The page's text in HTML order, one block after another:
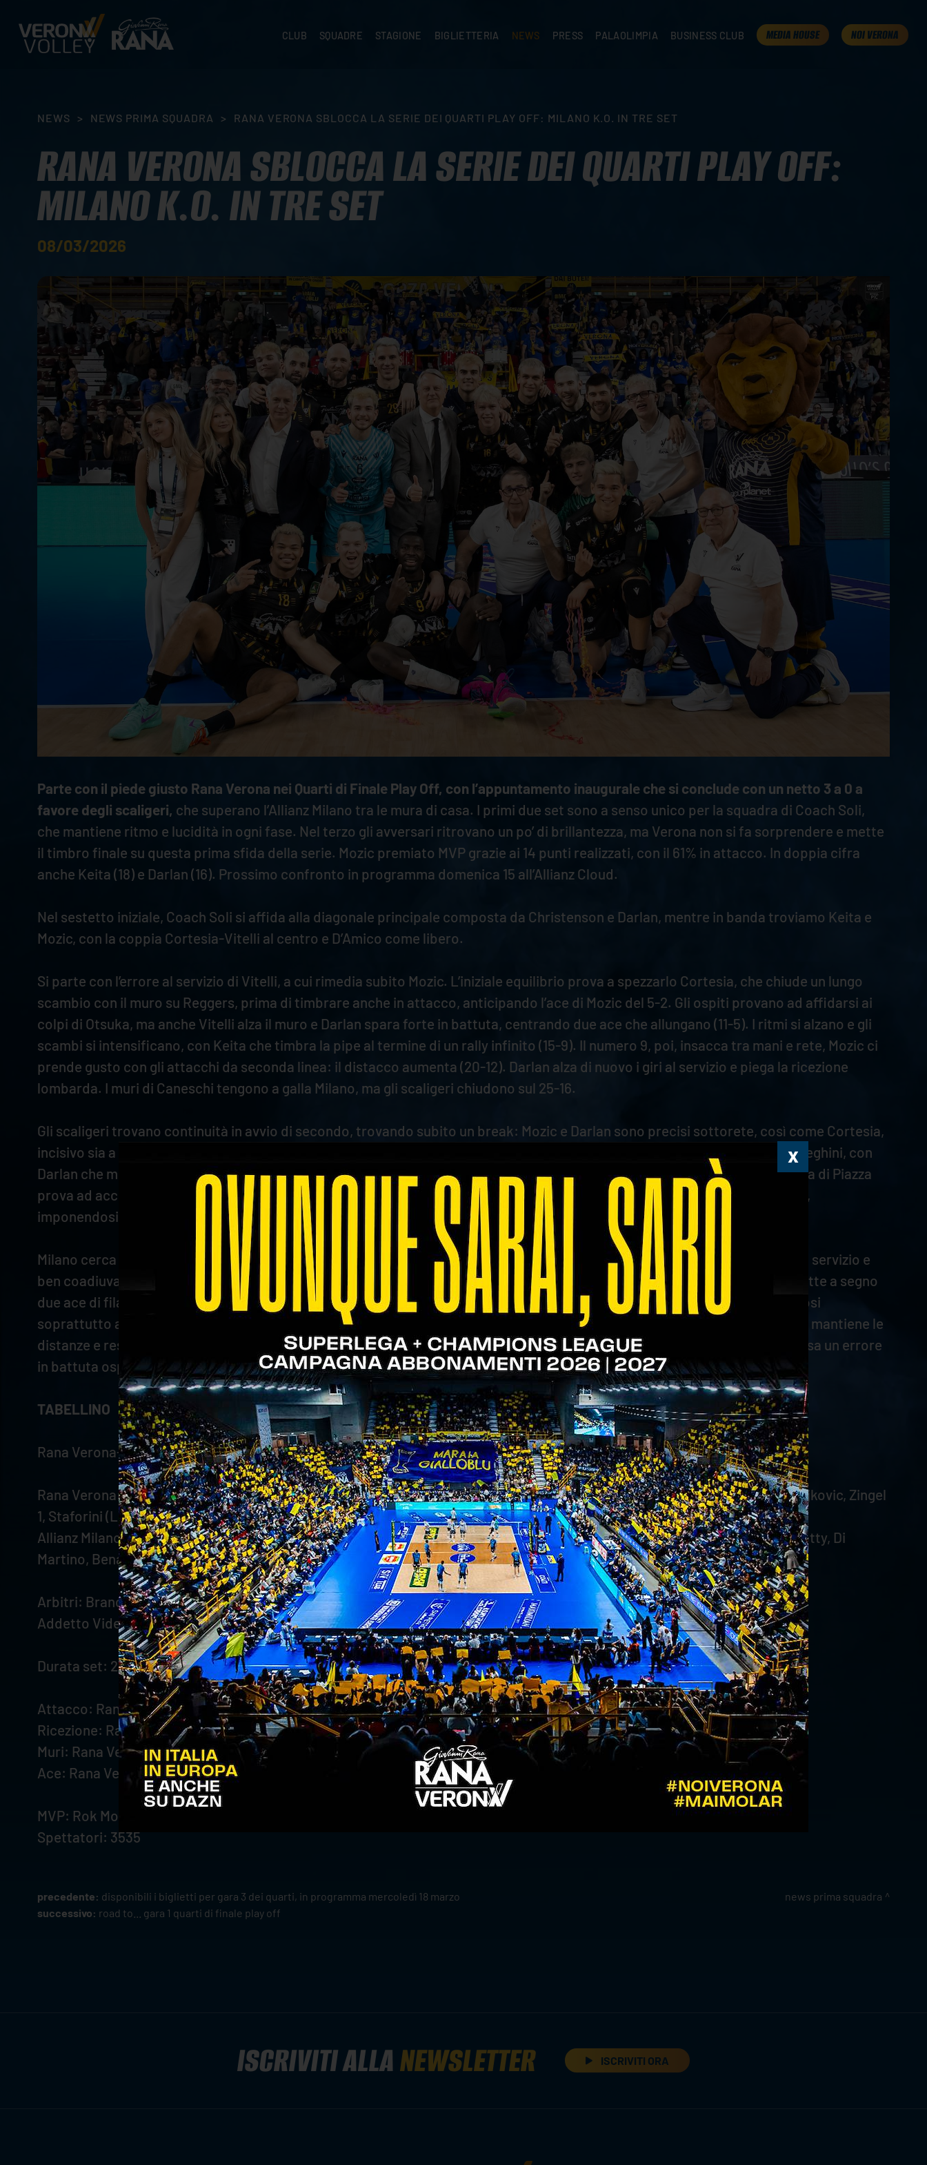
CLUB
CONTATTACI
SQUADRE
SETTORE GIOVANILE
STAGIONE
CAMP
BIGLIETTERIA NEWS PRESS PALAOLIMPIA
KIDS ROOM
BUSINESS CLUB MEDIA HOUSE NOI VERONA
NEWS > NEWS PRIMA SQUADRA > RANA VERONA SBLOCCA LA SERIE DEI QUARTI PLAY OFF: MILANO K.O. IN TRE SET
RANA VERONA SBLOCCA LA SERIE DEI QUARTI PLAY OFF:
MILANO K.O. IN TRE SET
08/03/2026
Parte con il piede giusto Rana Verona nei Quarti di Finale Play Off, con l’appuntamento inaugurale che si conclude con un netto 3 a 0 a
favore degli scaligeri, che superano l’Allianz Milano tra le mura di casa. I primi due set sono a senso unico per la squadra di Coach Soli,
che mantiene ritmo e lucidità in ogni fase. Nel terzo gli avversari ritrovano un po’ di brillantezza, ma Verona non si fa sorprendere e mette
il timbro finale su questa prima sfida della serie. Mozic premiato MVP grazie ai 14 punti realizzati, con il 61% in attacco. In doppia cifra
anche Keita (18) e Darlan (16). Prossimo confronto in programma domenica 15 all’Allianz Cloud.
Nel sestetto iniziale, Coach Soli si affida alla diagonale principale composta da Christenson e Darlan, mentre in banda troviamo Keita e
Mozic, con la coppia Cortesia-Vitelli al centro e D’Amico come libero.
Si parte con l’errore al servizio di Vitelli, a cui rimedia subito Mozic. L’iniziale equilibrio prova a spezzarlo Cortesia, che chiude un lungo
scambio con il muro su Reggers, prima di timbrare anche in attacco, anticipando l’ace di Mozic del 5-2. Gli ospiti provano ad affidarsi ai
colpi di Otsuka, ma anche Vitelli alza il muro e Darlan spara forte in battuta, centrando due ace che allungano (11-5). I ritmi si alzano e gli
scambi si intensificano, con Keita che timbra la pipe al termine di un rally infinito (15-9). Il numero 9, poi, insacca tra mani e rete, Mozic ci
prende gusto con gli attacchi da seconda linea: il distacco aumenta (20-12). Darlan alza di nuovo i giri al servizio e piega la ricezione
lombarda. I muri di Caneschi tengono a galla Milano, ma gli scaligeri chiudono sul 25-16.
Gli scaligeri trovano continuità in avvio di secondo, trovando subito un break: Mozic e Darlan sono precisi sottorete, così come Cortesia,
incisivo sia a muro che in attacco (6-0). Verona tiene alta l’intensità del proprio gioco e lascia poco margine di replica ai meneghini, con
Darlan che mette a segno tre attacchi da capogiro (11-1). Keita chiude nei tre metri e Mozic infila un altro ace (15-1). La squadra di Piazza
prova ad accorciare le distanze, ma il maliano non ci sta e tira un siluro dai nove metri per il 19-6. Masulovic tiene in vita i suoi,
imponendosi a muro, con Verona che mette il sigillo sulla frazione con la diagonale stretta di Darlan (25-15).
Milano cerca la reazione all’inizio del terzo e con il muro di Barbanti va avanti di tre lunghezze (2-5). Poi Darlan entra in serie al servizio e
ben coadiuvato da Keita in attacco permette ai suoi di recuperare terreno (7-7). Keita si fa sentire anche dai nove metri e mette a segno
due ace di fila, prima dell’intesa vincente Christenson-Cortesia (10-7). Verona riprende in mano le redini della sfida, affidandosi
soprattutto ai colpi di Darlan, che piega le mani di avversarie per il 15-12. Keita passa in mezzo al muro e firma il 19-14. Verona mantiene le
distanze e resta a più cinque con il muro di Gironi su Otsuka (23-18). Milano prova a ravvivarsi nel finale con Otsuka, ma ci pensa un errore
in battuta ospite a chiudere la partita (25-21).
TABELLINO
Rana Verona-Allianz Milano 3-0 (25-16; 25-15; 25-21)
Rana Verona: Christenson 1, Darlan 16, Mozic 14, Keita 18, Vitelli 2, Cortesia 8, D’Amico (L), Planinsic, Gironi 1, Glatz, Sani, Nedeljkovic, Zingel
1, Staforini (L). All. Soli
Allianz Milano: Kreling, Reggers 5, Otsuka 5, Ichino 8, Caneschi 7, Masulovic 6, Catania (L), Barbanti 2, Lindqvist 1, Masajedi, Rotty, Di
Martino, Benacchio, Corbetta (L). All. Piazza
Arbitri: Brancati, Cerra, Mesiano
Addetto Videocheck: Cristoforetti
Durata set: 23’; 24’; 28’; totale: 1h15’
Attacco: Rana Verona 50%; Allianz Milano 29%
Ricezione: Rana Verona 40%; Allianz Milano 31%
Muri: Rana Verona 5; Allianz Milano 10
Ace: Rana Verona 9; Allianz Milano 1
MVP: Rok Mozic
Spettatori: 3535
precedente: disponibili i biglietti per gara 3 dei quarti, in programma mercoledì 18 marzo
successivo: road to... gara 1 quarti di finale play off
news prima squadra
ISCRIVITI ALLANEWSLETTER ISCRIVITI ORA